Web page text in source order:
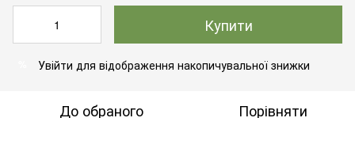
Купити
Увійти для відображення накопичувальної знижки
До обраного Порівняти